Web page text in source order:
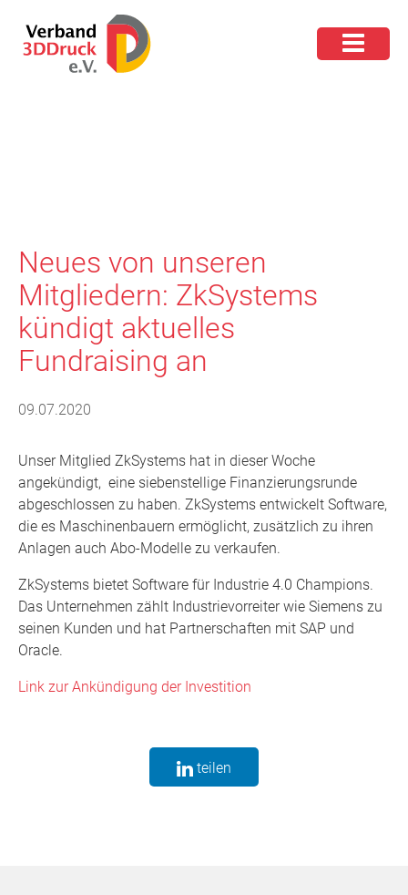
Neues von unseren
Mitgliedern: ZkSystems
kündigt aktuelles
Fundraising an
09.07.2020
Unser Mitglied ZkSystems hat in dieser Woche
angekündigt, eine siebenstellige Finanzierungsrunde
abgeschlossen zu haben. ZkSystems entwickelt Software,
die es Maschinenbauern ermöglicht, zusätzlich zu ihren
Anlagen auch Abo-Modelle zu verkaufen.
ZkSystems bietet Software für Industrie 4.0 Champions.
Das Unternehmen zählt Industrievorreiter wie Siemens zu
seinen Kunden und hat Partnerschaften mit SAP und
Oracle.
Link zur Ankündigung der Investition
teilen